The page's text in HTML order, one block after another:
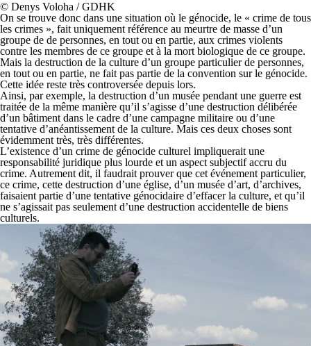
© Denys Voloha / GDHK
On se trouve donc dans une situation où le génocide, le « crime de tous
les crimes », fait uniquement référence au meurtre de masse d’un
groupe de de personnes, en tout ou en partie, aux crimes violents
contre les membres de ce groupe et à la mort biologique de ce groupe.
Mais la destruction de la culture d’un groupe particulier de personnes,
en tout ou en partie, ne fait pas partie de la convention sur le génocide.
Cette idée reste très controversée depuis lors.
Ainsi, par exemple, la destruction d’un musée pendant une guerre est
traitée de la même manière qu’il s’agisse d’une destruction délibérée
d’un bâtiment dans le cadre d’une campagne militaire ou d’une
tentative d’anéantissement de la culture. Mais ces deux choses sont
évidemment très, très différentes.
L’existence d’un crime de génocide culturel impliquerait une
responsabilité juridique plus lourde et un aspect subjectif accru du
crime. Autrement dit, il faudrait prouver que cet événement particulier,
ce crime, cette destruction d’une église, d’un musée d’art, d’archives,
faisaient partie d’une tentative génocidaire d’effacer la culture, et qu’il
ne s’agissait pas seulement d’une destruction accidentelle de biens
culturels.